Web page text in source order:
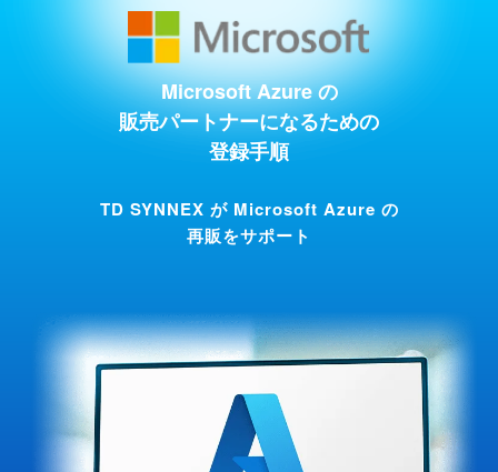
Microsoft Azure の
販売パートナーになるための
登録手順
TD SYNNEX が Microsoft Azure の
再販をサポート